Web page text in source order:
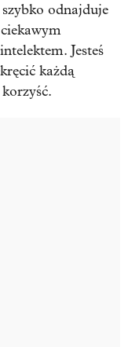
odnajduje
Jesteś
każdą